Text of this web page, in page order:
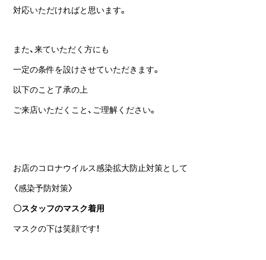
対応いただければと思います。
また、来ていただく方にも
一定の条件を設けさせていただきます。
以下のこと了承の上
ご来店いただくこと、ご理解ください。
お店のコロナウイルス感染拡大防止対策として
〈感染予防対策〉
〇スタッフのマスク着用
マスクの下は笑顔です！